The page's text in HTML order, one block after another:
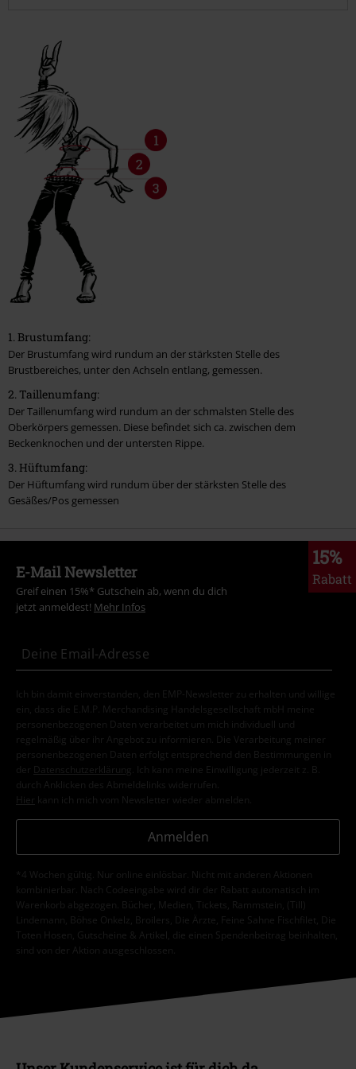
Babies & Kids
T-Shirts, Kapuzenpullover & -jacken, Strampler
Passform für Hosen
Männer
Frauen
Pflegehinweise
Waschen & Pflege
Flecken behandeln
1. Brustumfang:
Der Brustumfang wird rundum an der stärksten Stelle des
Brustbereiches, unter den Achseln entlang, gemessen.
2. Taillenumfang:
Der Taillenumfang wird rundum an der schmalsten Stelle des
Oberkörpers gemessen. Diese befindet sich ca. zwischen dem
Beckenknochen und der untersten Rippe.
3. Hüftumfang:
Der Hüftumfang wird rundum über der stärksten Stelle des
Gesäßes/Pos gemessen
15%
Rabatt
E-Mail Newsletter
Greif einen 15%* Gutschein ab, wenn du dich
jetzt anmeldest! Mehr Infos
Ich bin damit einverstanden, den EMP-Newsletter zu erhalten und willige
ein, dass die E.M.P. Merchandising Handelsgesellschaft mbH meine
personenbezogenen Daten verarbeitet um mich individuell und
regelmäßig über ihr Angebot zu informieren. Die Verarbeitung meiner
personenbezogenen Daten erfolgt entsprechend den Bestimmungen in
der
Datenschutzerklärung
. Ich kann meine Einwilligung jederzeit z. B.
durch Anklicken des Abmeldelinks widerrufen.
Hier kann ich mich vom Newsletter wieder abmelden.
Anmelden
*4 Wochen gültig. Nur online einlösbar. Nicht mit anderen Aktionen
kombinierbar. Nach Codeeingabe wird dir der Rabatt automatisch im
Warenkorb abgezogen. Bücher, Medien, Tickets, Rammstein, (Till)
Lindemann, Böhse Onkelz, Broilers, Die Ärzte, Feine Sahne Fischfilet, Die
Toten Hosen, Gutscheine & Artikel, die einen Spendenbeitrag beinhalten,
sind von der Aktion ausgeschlossen.